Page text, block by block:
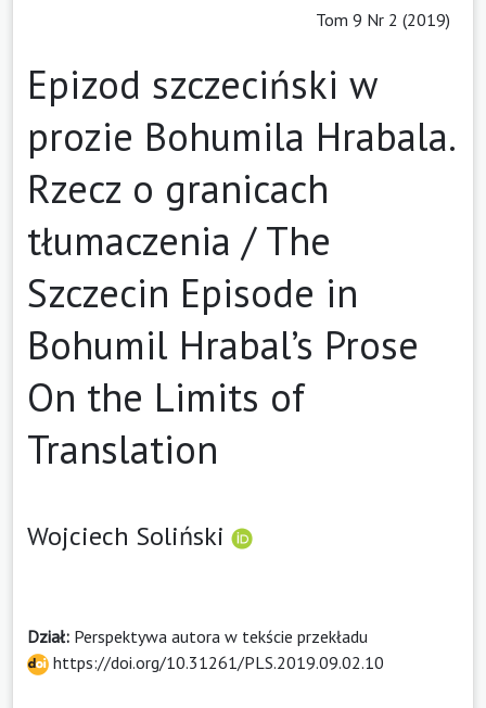
Tom 9 Nr 2 (2019)
Epizod szczeciński w
prozie Bohumila Hrabala.
Rzecz o granicach
tłumaczenia / The
Szczecin Episode in
Bohumil Hrabal’s Prose
On the Limits of
Translation
Wojciech Soliński
Dział: Perspektywa autora w tekście przekładu
https://doi.org/10.31261/PLS.2019.09.02.10